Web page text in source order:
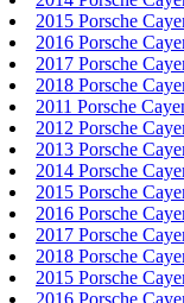
2015 Porsche
2016 Porsche
2017 Porsche
2018 Porsche
2011 Porsche
2012 Porsche
2013 Porsche
2014 Porsche
2015 Porsche
2016 Porsche
2017 Porsche
2018 Porsche
2015 Porsche
2016 Porsche